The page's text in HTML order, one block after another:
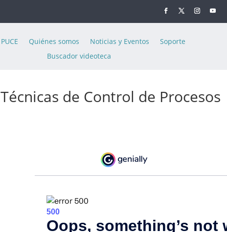
PUCE Quiénes somos Noticias y Eventos
Soporte
Buscador videoteca
Técnicas de Control de Procesos